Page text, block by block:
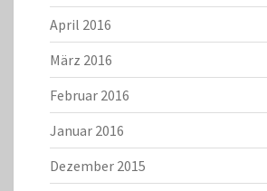
April 2016
März 2016
Februar 2016
Januar 2016
Dezember 2015